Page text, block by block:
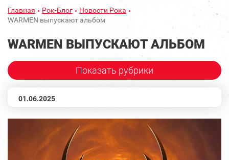
Главная Рок-Блог
Новости Рока
WARMEN выпускают альбом
WARMEN ВЫПУСКАЮТ АЛЬБОМ
Показать рубрики
01.06.2025